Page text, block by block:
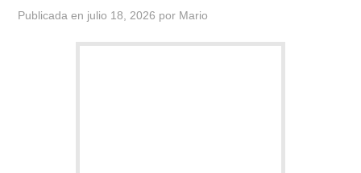
LITERATURA DE LA RADIO
Publicada en julio 18, 2026 por Mario